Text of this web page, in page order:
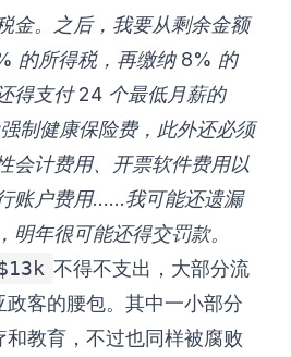
金。之后，我要从剩余金额
的所得税，再缴纳 8% 的
得支付 24 个最低月薪的
制健康保险费，此外还必须
会计费用、开票软件费用以
账户费用……我可能还遗漏
明年很可能还得交罚款。
不得不支出，大部分流
政客的腰包。其中一小部分
和教育，不过也同样被腐败